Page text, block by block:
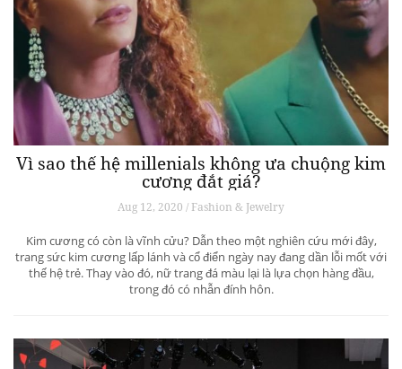
Vì sao thế hệ millenials không ưa chuộng kim
cương đắt giá?
Aug 12, 2020 / Fashion & Jewelry
Kim cương có còn là vĩnh cửu? Dẫn theo một nghiên cứu mới đây,
trang sức kim cương lấp lánh và cổ điển ngày nay đang dần lỗi mốt với
thế hệ trẻ. Thay vào đó, nữ trang đá màu lại là lựa chọn hàng đầu,
trong đó có nhẫn đính hôn.